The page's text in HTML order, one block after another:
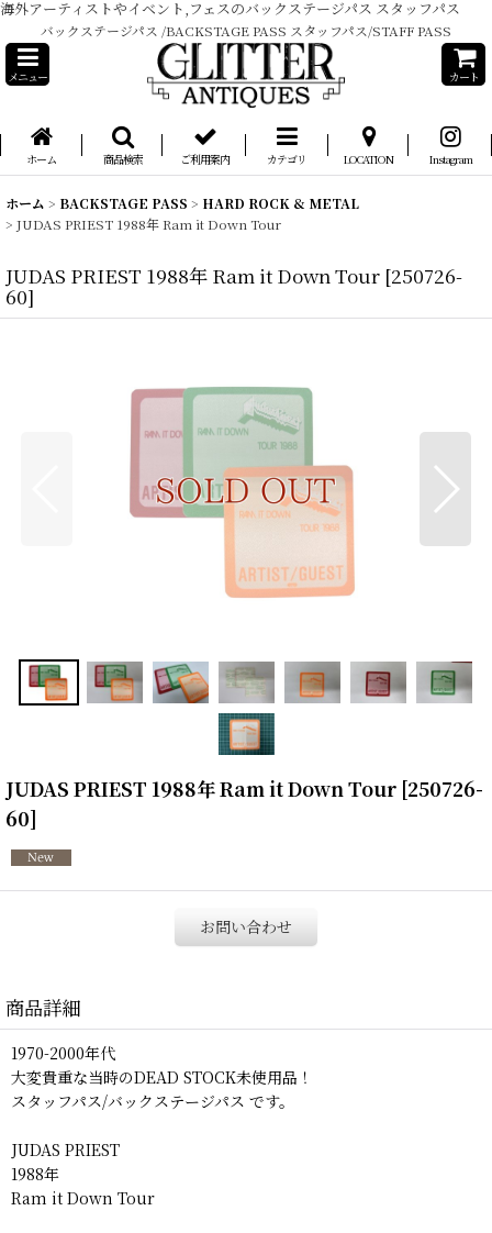
海外アーティストやイベント,フェスのバックステージパス スタッフパス
バックステージパス /BACKSTAGE PASS スタッフパス/STAFF PASS
メニュー カート
ホーム 商品検索 ご利用案内 カテゴリ LOCATION Instagram
ホーム > BACKSTAGE PASS > HARD ROCK & METAL
> JUDAS PRIEST 1988年 Ram it Down Tour
JUDAS PRIEST 1988年 Ram it Down Tour [250726-
60]
JUDAS PRIEST 1988年 Ram it Down Tour [250726-
60]
お問い合わせ
商品詳細
1970-2000年代
大変貴重な当時のDEAD STOCK未使用品！
スタッフパス/バックステージパス です。
JUDAS PRIEST
1988年
Ram it Down Tour